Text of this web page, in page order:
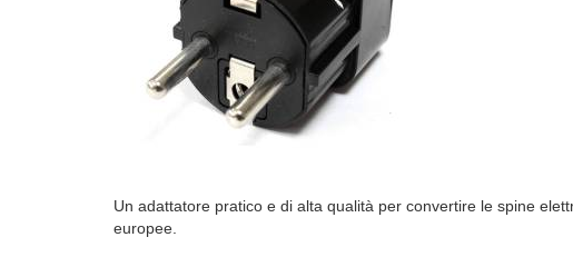
Un adattatore pratico e di alta qualità per convertire le spine
europee.